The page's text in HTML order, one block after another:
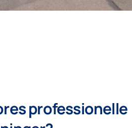
professionelle